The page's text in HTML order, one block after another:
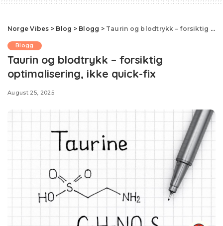
Norge Vibes > Blog > Blogg > Taurin og blodtrykk – forsiktig optimalisering, ikke quick-fix
Blogg
Taurin og blodtrykk – forsiktig
optimalisering, ikke quick-fix
August 25, 2025